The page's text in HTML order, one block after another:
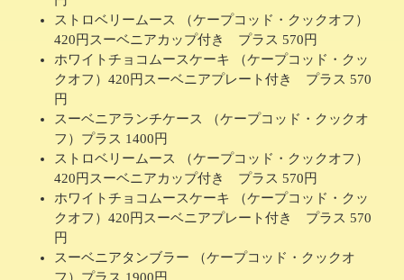
ストロベリームース （ケープコッド・クックオフ）
420円スーベニアカップ付き プラス 570円
ホワイトチョコムースケーキ （ケープコッド・クッ
クオフ）420円スーベニアプレート付き プラス 570
円
スーベニアランチケース （ケープコッド・クックオ
フ）プラス 1400円
ストロベリームース （ケープコッド・クックオフ）
420円スーベニアカップ付き プラス 570円
ホワイトチョコムースケーキ （ケープコッド・クッ
クオフ）420円スーベニアプレート付き プラス 570
円
スーベニアタンブラー （ケープコッド・クックオ